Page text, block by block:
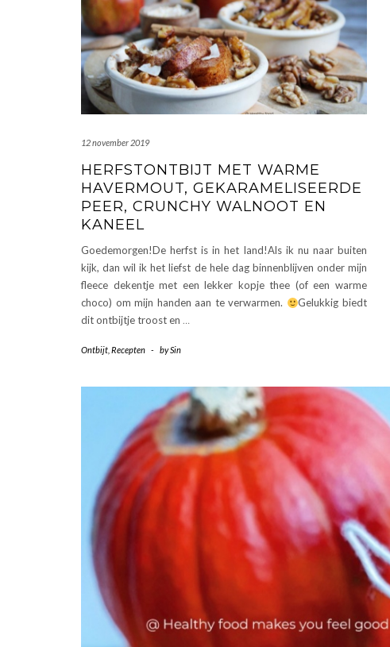
12 november 2019
HERFSTONTBIJT MET WARME
HAVERMOUT, GEKARAMELISEERDE
PEER, CRUNCHY WALNOOT EN
KANEEL
Goedemorgen!De herfst is in het land!Als ik nu naar buiten
kijk, dan wil ik het liefst de hele dag binnenblijven onder mijn
fleece dekentje met een lekker kopje thee (of een warme
choco) om mijn handen aan te verwarmen.
Gelukkig biedt
dit ontbijtje troost en …
Ontbijt Recepten - bySin